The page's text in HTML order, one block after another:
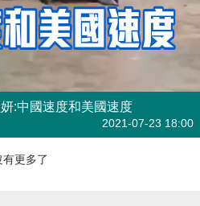
:中國速度和美國速度
2021-07-23 18:00
有更多了